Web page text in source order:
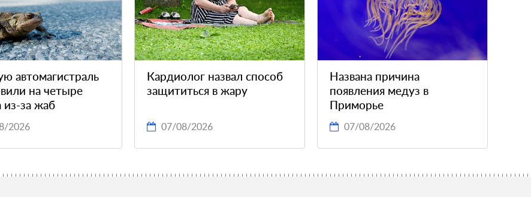
автомагистраль
на четыре
из-за жаб
2026
Кардиолог назвал способ
защититься в жару
07/08/2026
Названа причина
появления медуз в
Приморье
07/08/2026